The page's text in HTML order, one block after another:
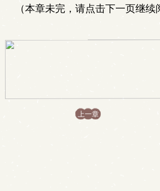
（本章未完，请点击下一页继续
上一章